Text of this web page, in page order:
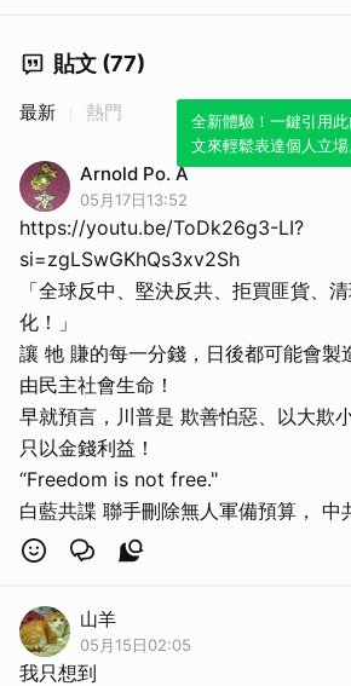
貼文 (77)
全新體驗！一鍵引用
文來輕鬆表達個人立場
最新 熱門
Arnold Po. A
05月17日13:52
https://youtu.be/ToDk26g3-LI?
si=zgLSwGKhQs3xv2Sh
「全球反中、堅決反共、拒買匪貨、
化！」
讓 牠 賺的每一分錢，日後都可能會製
由民主社會生命！
早就預言，川普是 欺善怕惡、以大欺
只以金錢利益！
“Freedom is not free."
白藍共諜 聯手刪除無人軍備預算， 中
部署攻擊型無人機，針對刪減國防預
~「票投擺爛黨、家人上戰場」！
115年歷史的正統 自由民主 中華民國
匪 互不隸屬。
山羊
05月15日02:05
我只想到